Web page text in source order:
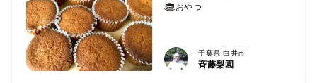
おやつ
千葉県 白井市
斉藤梨園